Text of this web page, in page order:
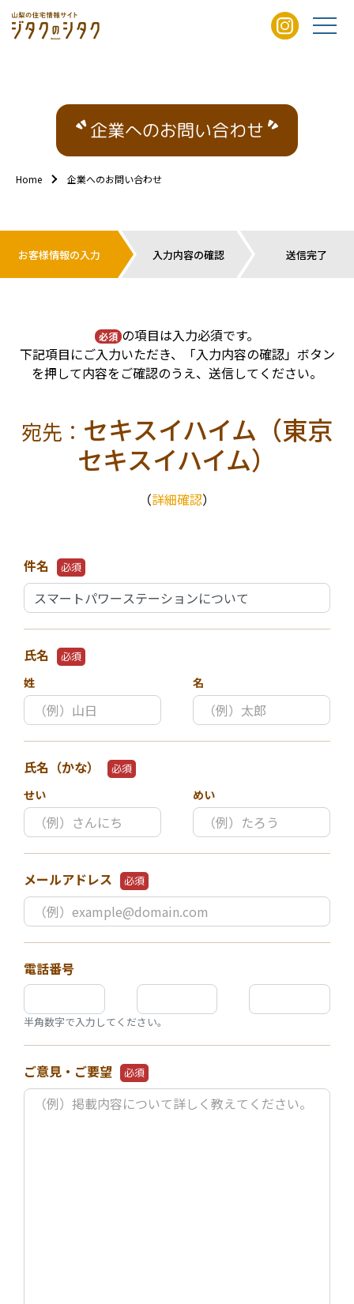
企業へのお問い合わせ
Home 企業へのお問い合わせ
お客様情報の入力 入力内容の確認 送信完了
必須 の項目は入力必須です。
下記項目にご入力いただき、「入力内容の確認」ボタン
を押して内容をご確認のうえ、送信してください。
宛先： セキスイハイム（東京
セキスイハイム）
（詳細確認）
件名 必須
氏名 必須
姓 名
氏名（かな） 必須
せい めい
メールアドレス 必須
電話番号
半角数字で入力してください。
ご意見・ご要望 必須